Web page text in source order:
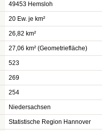
49453 Hemsloh
20 Ew. je km²
26,82 km²
27,06 km² (Geometriefläche)
523
269
254
Niedersachsen
Statistische Region Hannover